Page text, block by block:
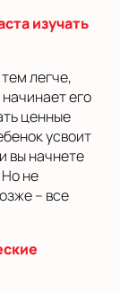
изучать
легче,
его
ценные
усвоит
вы начнете
не
– все